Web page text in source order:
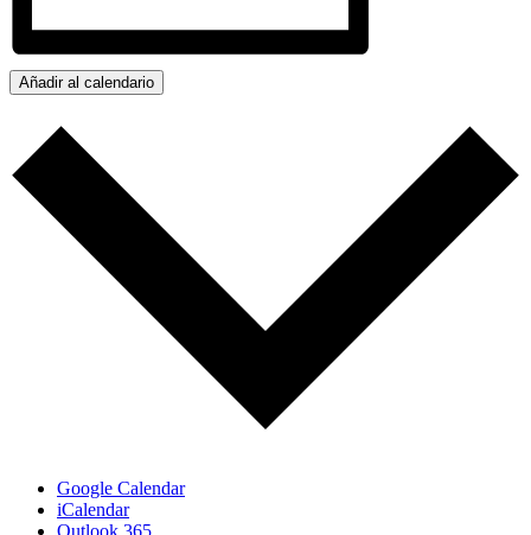
Añadir al calendario
Google Calendar
iCalendar
Outlook 365